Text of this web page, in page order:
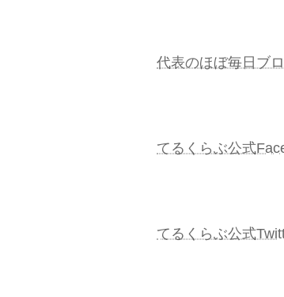
代表のほぼ毎日ブ
てるくらぶ公式
てるくらぶ公式